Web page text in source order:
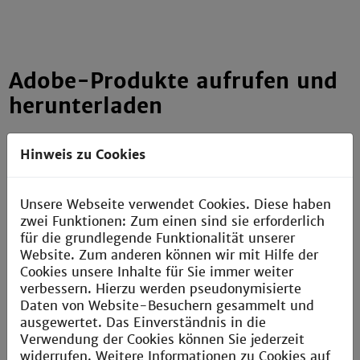
Adobe-Produkte aufrufen und
herunterladen
„Auf Apps und Dienste zugreifen“
Sie gelangen auf eine Übersicht aller Adobe-
Produkte. Hier können Sie sowohl Online-
Anwendungen als auchDesktop-Programme
Hinweis zu Cookies
Unsere Webseite verwendet Cookies. Diese haben
zwei Funktionen: Zum einen sind sie erforderlich
für die grundlegende Funktionalität unserer
Website. Zum anderen können wir mit Hilfe der
Cookies unsere Inhalte für Sie immer weiter
verbessern. Hierzu werden pseudonymisierte
Daten von Website-Besuchern gesammelt und
ausgewertet. Das Einverständnis in die
Verwendung der Cookies können Sie jederzeit
widerrufen. Weitere Informationen zu Cookies auf